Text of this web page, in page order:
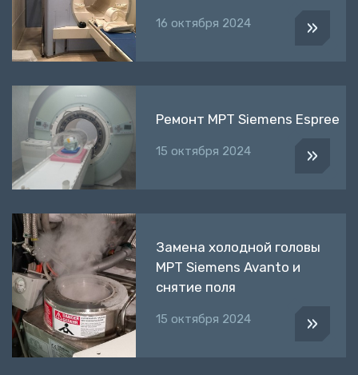
16 октября 2024 »
Ремонт МРТ Siemens Espree
15 октября 2024 »
Замена холодной головы
МРТ Siemens Avanto и
снятие поля
15 октября 2024 »